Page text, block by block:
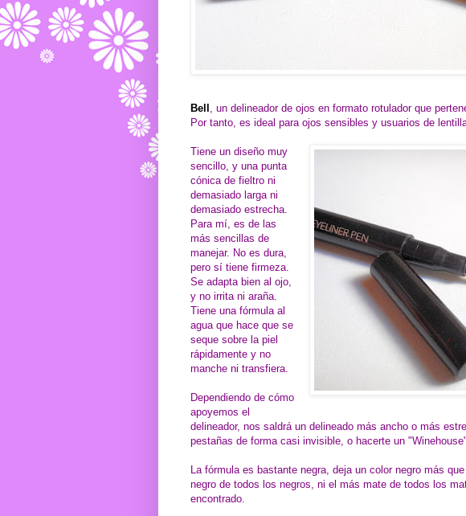
Bell , un delineador de ojos en formato rotulador que
Por tanto, es ideal para ojos sensibles y usuarios de
Tiene un diseño muy
sencillo, y una punta
cónica de fieltro ni
demasiado larga ni
demasiado estrecha.
Para mí, es de las
más sencillas de
manejar. No es dura,
pero sí tiene firmeza.
Se adapta bien al ojo,
y no irrita ni araña.
Tiene una fórmula al
agua que hace que se
seque sobre la piel
rápidamente y no
manche ni transfiera.
Dependiendo de cómo
apoyemos el
delineador, nos saldrá un delineado más ancho o más
pestañas de forma casi invisible, o hacerte un
La fórmula es bastante negra, deja un color negro más
negro de todos los negros, ni el más mate de todos los
encontrado.